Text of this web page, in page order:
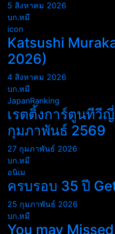
5 สิงหาคม 2026
บก.หมี
icon
Katsushi
2026)
4 สิงหาคม 2026
บก.หมี
JapanRanking
เรตติ้งการ์ตูนทีวี
กุมภาพันธ์ 2569
27 กุมภาพันธ์ 2026
บก.หมี
อนิเม
ครบรอบ 35 ปี
25 กุมภาพันธ์ 2026
บก.หมี
You may Missed